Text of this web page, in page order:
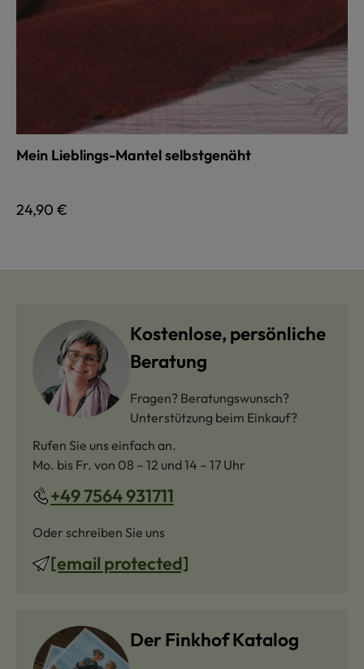
Mein Lieblings-Mantel selbstgenäht
Regulärer Preis:
24,90 €
Kostenlose, persönliche
Beratung
Fragen? Beratungswunsch?
Unterstützung beim Einkauf?
Rufen Sie uns einfach an.
Mo. bis Fr. von 08 – 12 und 14 – 17 Uhr
+49 7564 931711
Oder schreiben Sie uns
[email protected]
Der Finkhof Katalog